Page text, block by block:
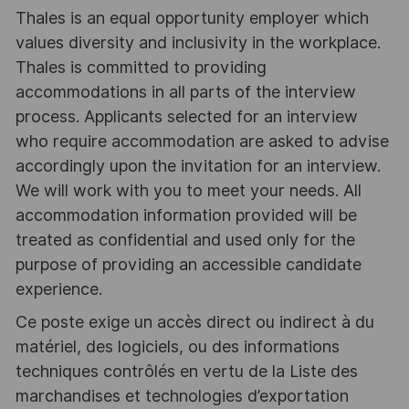
Thales is an equal opportunity employer which
values diversity and inclusivity in the workplace.
Thales is committed to providing
accommodations in all parts of the interview
process. Applicants selected for an interview
who require accommodation are asked to advise
accordingly upon the invitation for an interview.
We will work with you to meet your needs. All
accommodation information provided will be
treated as confidential and used only for the
purpose of providing an accessible candidate
experience.
Ce poste exige un accès direct ou indirect à du
matériel, des logiciels, ou des informations
techniques contrôlés en vertu de la Liste des
marchandises et technologies d’exportation